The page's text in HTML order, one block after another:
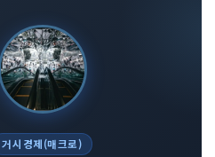
거시경제(매크로)